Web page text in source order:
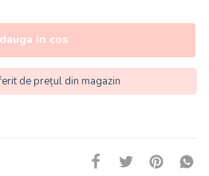
in cos
de prețul din magazin